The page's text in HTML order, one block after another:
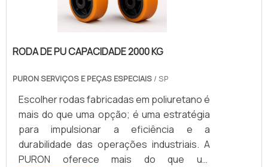
RODA DE PU CAPACIDADE 2000 KG
PURON SERVIÇOS E PEÇAS ESPECIAIS / SP
Escolher rodas fabricadas em poliuretano é
mais do que uma opção; é uma estratégia
para impulsionar a eficiência e a
durabilidade das operações industriais. A
PURON oferece mais do que um